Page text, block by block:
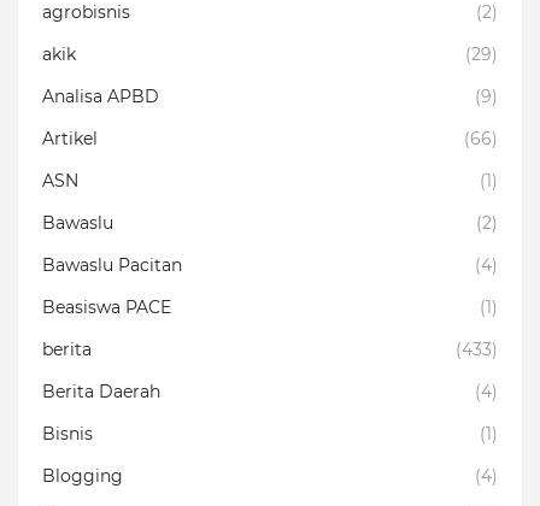
agrobisnis
(2)
akik
(29)
Analisa APBD
(9)
Artikel
(66)
ASN
(1)
Bawaslu
(2)
Bawaslu Pacitan
(4)
Beasiswa PACE
(1)
berita
(433)
Berita Daerah
(4)
Bisnis
(1)
Blogging
(4)